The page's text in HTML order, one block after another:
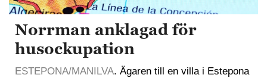
Norrman anklagad för
husockupation
ESTEPONA/MANILVA. Ägaren till en villa i Estepona